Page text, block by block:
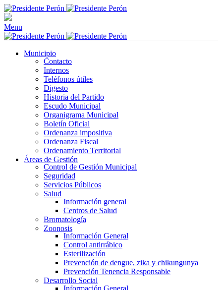
Menu
Municipio
Contacto
Internos
Teléfonos útiles
Digesto
Historia del Partido
Escudo Municipal
Organigrama Municipal
Boletín Oficial
Ordenanza impositiva
Ordenanza Fiscal
Ordenamiento Territorial
Áreas de Gestión
Control de Gestión Municipal
Seguridad
Servicios Públicos
Salud
Información general
Centros de Salud
Bromatología
Zoonosis
Información General
Control antirrábico
Esterilización
Prevención de dengue, zika y chikungunya
Prevención Tenencia Responsable
Desarrollo Social
Información General